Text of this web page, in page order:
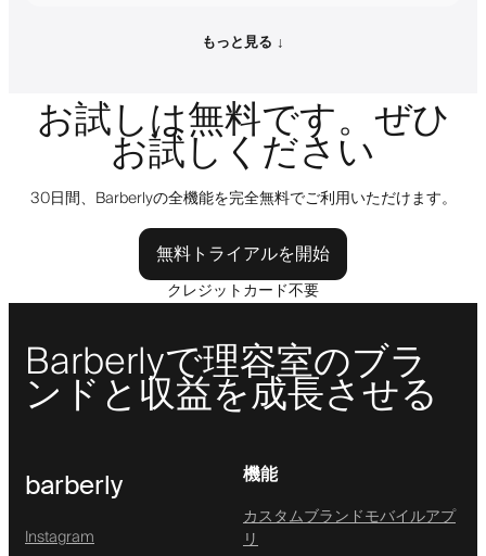
もっと見る ↓
お試しは無料です。ぜひ
お試しください
30日間、Barberlyの全機能を完全無料でご利用いただけます。
無料トライアルを開始
クレジットカード不要
Barberlyで理容室のブラ
ンドと収益を成長させる
barberly
Instagram
機能
カスタムブランドモバイルアプ
リ